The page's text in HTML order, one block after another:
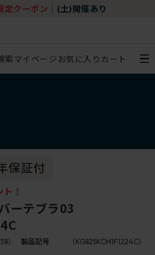
定クーポン (土)開催あり
索マイページ お気に入り カート
！
ーテブラ03
） 製品記号 （KG825KCM1F1224C）